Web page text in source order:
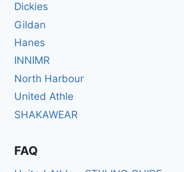
Dickies
Gildan
Hanes
INNIMR
North Harbour
United Athle
SHAKAWEAR
FAQ